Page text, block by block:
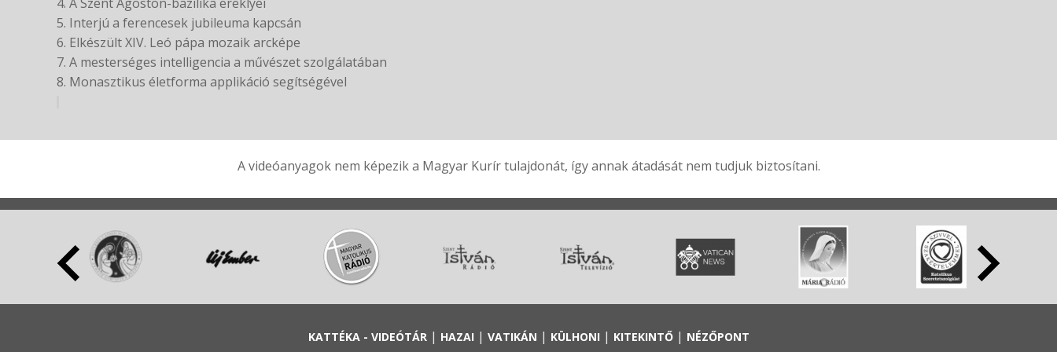
5. Interjú a ferencesek jubileuma kapcsán
6. Elkészült XIV. Leó pápa mozaik arcképe
7. A mesterséges intelligencia a művészet szolgálatában
8. Monasztikus életforma applikáció segítségével
A videóanyagok nem képezik a Magyar Kurír tulajdonát, így annak átadását nem tudjuk biztosítani.
KATTÉKA - VIDEÓTÁR| HAZAI | VATIKÁN | KÜLHONI | KITEKINTŐ| NÉZŐPONT